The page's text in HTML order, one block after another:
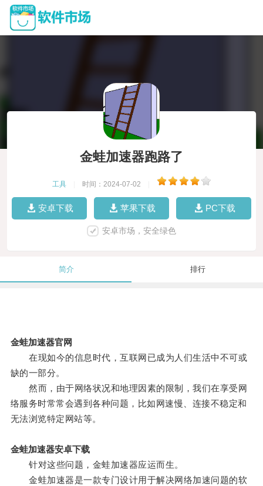
金蛙加速器跑路了
工具 时间：2024-07-02
安卓下载 苹果下载 PC下载
安卓市场，安全绿色
简介 排行
金蛙加速器官网
在现如今的信息时代，互联网已成为人们生活中不可或
缺的一部分。
然而，由于网络状况和地理因素的限制，我们在享受网
络服务时常常会遇到各种问题，比如网速慢、连接不稳定和
无法浏览特定网站等。
金蛙加速器安卓下载
针对这些问题，金蛙加速器应运而生。
金蛙加速器是一款专门设计用于解决网络加速问题的软